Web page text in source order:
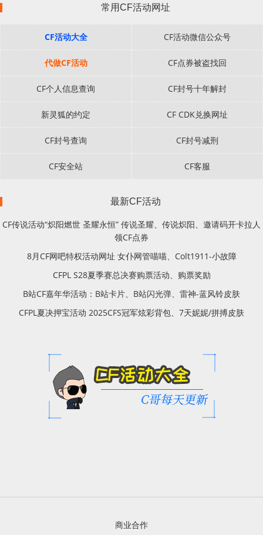
常用CF活动网址
CF活动大全 CF活动微信公众号
代做CF活动 CF点券被盗找回
CF个人信息查询 CF封号十年解封
新灵狐的约定 CF CDK兑换网址
CF封号查询 CF封号减刑
CF安全站 CF客服
最新CF活动
CF传说活动“炽阳燃世 圣耀永恒” 传说圣耀、传说炽阳、邀请码开卡拉人
领CF点券
8月CF网吧特权活动网址 女仆网管喵喵、Colt1911-小故障
CFPL S28夏季赛总决赛购票活动、购票奖励
B站CF嘉年华活动：B站卡片、B站闪光弹、雷神-蓝风铃皮肤
CFPL夏决押宝活动 2025CFS冠军炫彩背包、7天妮妮/拼搏皮肤
商业合作